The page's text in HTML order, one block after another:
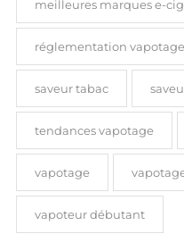
meilleures marques e-
réglementation vapotage
saveur tabac
tendances vapotage
vapotage
vapoteur débutant